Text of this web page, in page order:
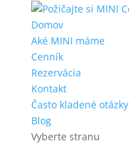
Domov
Aké MINI máme
Cenník
Rezervácia
Kontakt
Často kladené otázky
Blog
Vyberte stranu